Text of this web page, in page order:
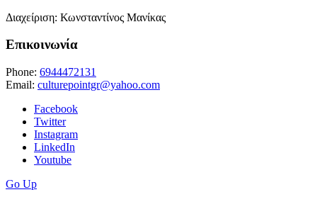
Διαχείριση: Κωνσταντίνος Μανίκας
Επικοινωνία
Phone: 6944472131
Email: culturepointgr@yahoo.com
Facebook
Twitter
Instagram
LinkedIn
Youtube
Go Up